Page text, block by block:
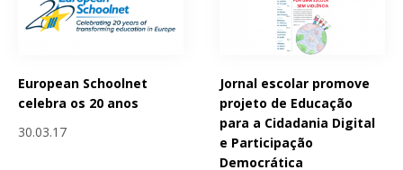
European Schoolnet
celebra os 20 anos
30.03.17
Jornal escolar promove
projeto de Educação
para a Cidadania Digital
e Participação
Democrática